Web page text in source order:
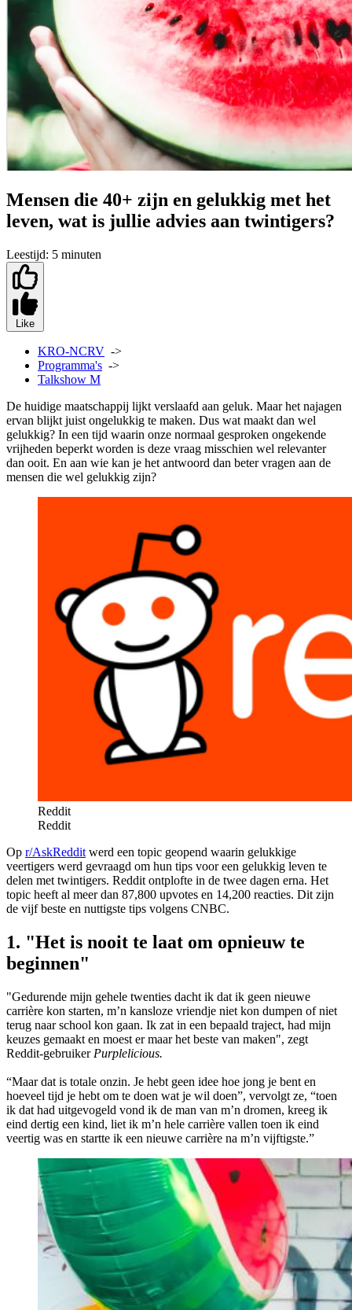
Mensen die 40+ zijn en gelukkig met het
leven, wat is jullie advies aan twintigers?
Leestijd: 5 minuten
Like
KRO-NCRV ->
Programma's ->
Talkshow M
De huidige maatschappij lijkt verslaafd aan geluk. Maar het najagen
ervan blijkt juist ongelukkig te maken. Dus wat maakt dan wel
gelukkig? In een tijd waarin onze normaal gesproken ongekende
vrijheden beperkt worden is deze vraag misschien wel relevanter
dan ooit. En aan wie kan je het antwoord dan beter vragen aan de
mensen die wel gelukkig zijn?
Reddit
Reddit
Op r/AskReddit werd een topic geopend waarin gelukkige
veertigers werd gevraagd om hun tips voor een gelukkig leven te
delen met twintigers. Reddit ontplofte in de twee dagen erna. Het
topic heeft al meer dan 87,800 upvotes en 14,200 reacties. Dit zijn
de vijf beste en nuttigste tips volgens CNBC.
1. "Het is nooit te laat om opnieuw te
beginnen"
"Gedurende mijn gehele twenties dacht ik dat ik geen nieuwe
carrière kon starten, m’n kansloze vriendje niet kon dumpen of niet
terug naar school kon gaan. Ik zat in een bepaald traject, had mijn
keuzes gemaakt en moest er maar het beste van maken", zegt
Reddit-gebruiker Purplelicious.
“Maar dat is totale onzin. Je hebt geen idee hoe jong je bent en
hoeveel tijd je hebt om te doen wat je wil doen”, vervolgt ze, “toen
ik dat had uitgevogeld vond ik de man van m’n dromen, kreeg ik
eind dertig een kind, liet ik m’n hele carrière vallen toen ik eind
veertig was en startte ik een nieuwe carrière na m’n vijftigste.”